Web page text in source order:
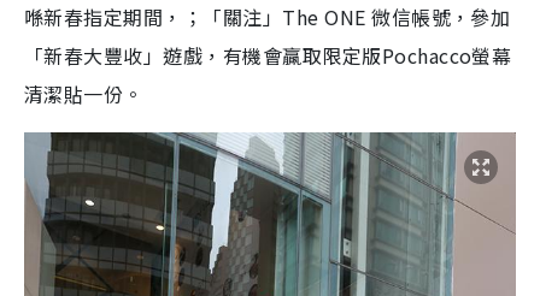
喺新春指定期間，； 「關注」 The ONE微信帳號 ，參加
「新春大豐收」遊戲，有機會贏取限定版Pochacco螢幕
清潔貼一份。